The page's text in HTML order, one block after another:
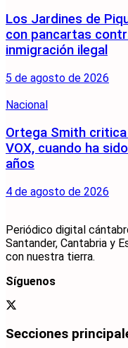
Los Jardines de
con pancartas
inmigración ilegal
5 de agosto de 2026
Nacional
Ortega Smith
VOX, cuando ha
años
4 de agosto de 2026
Periódico digital
Santander, Cantabria y
con nuestra tierra.
Síguenos
Secciones